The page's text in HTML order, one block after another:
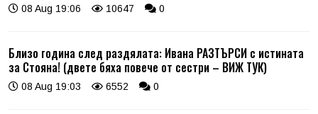
08 Aug 19:06 10647 0
Близо година след раздялата: Ивана РАЗТЪРСИ с истината
за Стояна! (двете бяха повече от сестри – ВИЖ ТУК)
08 Aug 19:03 6552 0